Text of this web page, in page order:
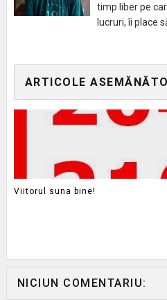
timp liber pe
lucruri, îi place
ARTICOLE
Viitorul suna bine!
NICIUN COMENTARIU: